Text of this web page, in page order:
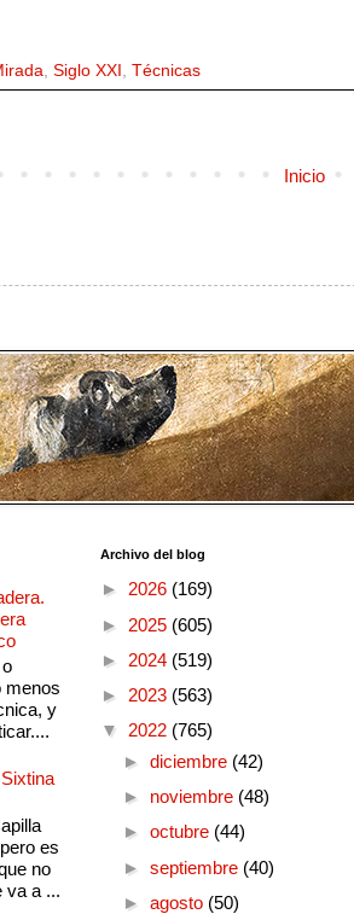
Siglo XXI Técnicas
Inicio
menos
y
es
no
va a ...
Archivo del blog
► 2026 (169)
► 2025 (605)
► 2024 (519)
► 2023 (563)
▼ 2022 (765)
► diciembre (42)
► noviembre (48)
► octubre (44)
► septiembre (40)
► agosto (50)